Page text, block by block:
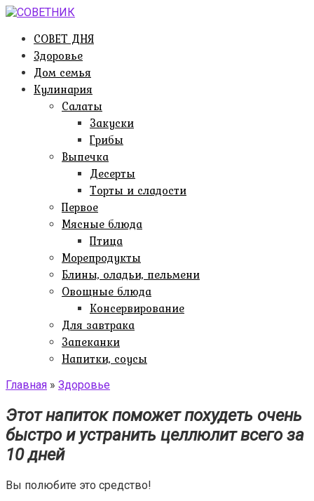
Перейти
контентуСОВЕТ ДНЯ
Здоровье
Дом семья
Кулинария
Салаты
Закуски
Грибы
Выпечка
Десерты
Торты и сладости
Первое
Мясные блюда
Птица
Морепродукты
Блины, оладьи, пельмени
Овощные блюда
Консервирование
Для завтрака
Запеканки
Напитки, соусы
Главная » Здоровье
Этот напиток поможет похудеть очень
быстро и устранить целлюлит всего за
10 дней
Вы полюбите это средство!